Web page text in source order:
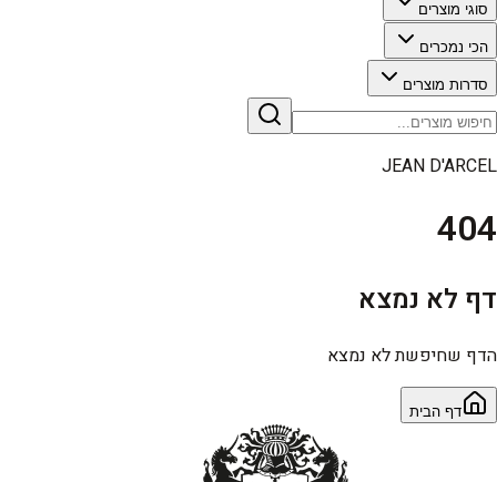
סוגי מוצרים
הכי נמכרים
סדרות מוצרים
JEAN D'ARCEL
404
דף לא נמצא
הדף שחיפשת לא נמצא
דף הבית